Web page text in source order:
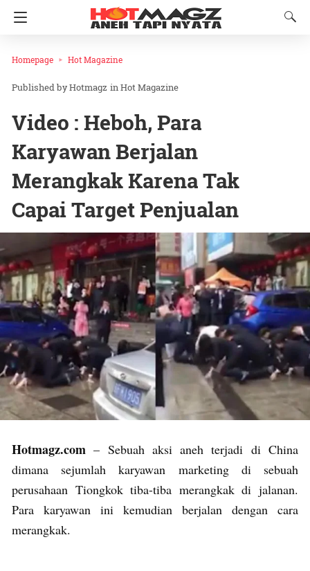
Homepage Hot Magazine
Hotmagz inHot Magazine
Video : Heboh, Para
Karyawan Berjalan
Merangkak Karena Tak
Capai Target Penjualan
Hotmagz.com – Sebuah aksi aneh terjadi di China
dimana sejumlah karyawan marketing di sebuah
perusahaan Tiongkok tiba-tiba merangkak di jalanan.
Para karyawan ini kemudian berjalan dengan cara
merangkak.